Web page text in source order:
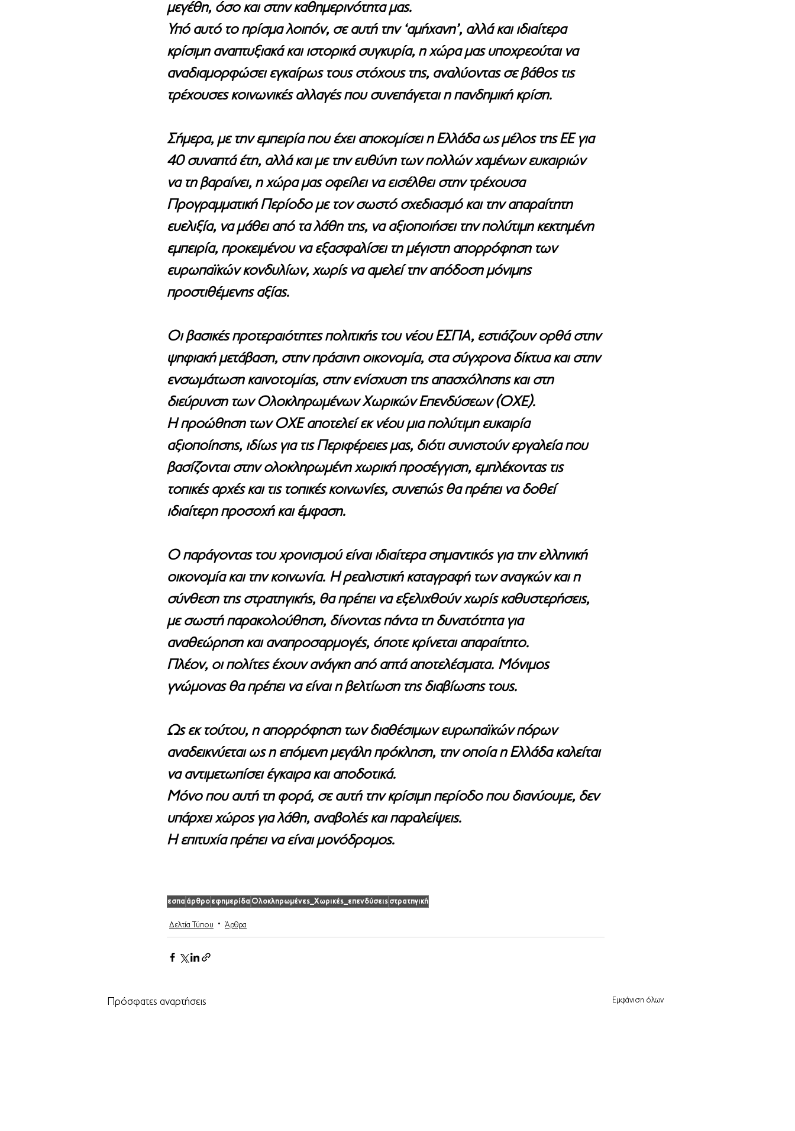
μεγέθη, όσο και στην καθημερινότητα μας.
Υπό αυτό το πρίσμα λοιπόν, σε αυτή την ‘αμήχανη’, αλλά και ιδιαίτερα
κρίσιμη αναπτυξιακά και ιστορικά συγκυρία, η χώρα μας υποχρεούται να
αναδιαμορφώσει εγκαίρως τους στόχους της, αναλύοντας σε βάθος τις
τρέχουσες κοινωνικές αλλαγές που συνεπάγεται η πανδημική κρίση.
Σήμερα, με την εμπειρία που έχει αποκομίσει η Ελλάδα ως μέλος της ΕΕ για
40 συναπτά έτη, αλλά και με την ευθύνη των πολλών χαμένων ευκαιριών
να τη βαραίνει, η χώρα μας οφείλει να εισέλθει στην τρέχουσα
Προγραμματική Περίοδο με τον σωστό σχεδιασμό και την απαραίτητη
ευελιξία, να μάθει από τα λάθη της, να αξιοποιήσει την πολύτιμη κεκτημένη
εμπειρία, προκειμένου να εξασφαλίσει τη μέγιστη απορρόφηση των
ευρωπαϊκών κονδυλίων, χωρίς να αμελεί την απόδοση μόνιμης
προστιθέμενης αξίας.
Οι βασικές προτεραιότητες πολιτικής του νέου ΕΣΠΑ, εστιάζουν ορθά στην
ψηφιακή μετάβαση, στην πράσινη οικονομία, στα σύγχρονα δίκτυα και στην
ενσωμάτωση καινοτομίας, στην ενίσχυση της απασχόλησης και στη
διεύρυνση των Ολοκληρωμένων Χωρικών Επενδύσεων (ΟΧΕ).
Η προώθηση των ΟΧΕ αποτελεί εκ νέου μια πολύτιμη ευκαιρία
αξιοποίησης, ιδίως για τις Περιφέρειες μας, διότι συνιστούν εργαλεία που
βασίζονται στην ολοκληρωμένη χωρική προσέγγιση, εμπλέκοντας τις
τοπικές αρχές και τις τοπικές κοινωνίες, συνεπώς θα πρέπει να δοθεί
ιδιαίτερη προσοχή και έμφαση.
Ο παράγοντας του χρονισμού είναι ιδιαίτερα σημαντικός για την ελληνική
οικονομία και την κοινωνία. Η ρεαλιστική καταγραφή των αναγκών και η
σύνθεση της στρατηγικής, θα πρέπει να εξελιχθούν χωρίς καθυστερήσεις,
με σωστή παρακολούθηση, δίνοντας πάντα τη δυνατότητα για
αναθεώρηση και αναπροσαρμογές, όποτε κρίνεται απαραίτητο.
Πλέον, οι πολίτες έχουν ανάγκη από απτά αποτελέσματα. Μόνιμος
γνώμονας θα πρέπει να είναι η βελτίωση της διαβίωσης τους.
Ως εκ τούτου, η απορρόφηση των διαθέσιμων ευρωπαϊκών πόρων
αναδεικνύεται ως η επόμενη μεγάλη πρόκληση, την οποία η Ελλάδα καλείται
να αντιμετωπίσει έγκαιρα και αποδοτικά.
Μόνο που αυτή τη φορά, σε αυτή την κρίσιμη περίοδο που διανύουμε, δεν
υπάρχει χώρος για λάθη, αναβολές και παραλείψεις.
Η επιτυχία πρέπει να είναι μονόδρομος.
εσπα άρθρο εφημερίδα Ολοκληρωμένες_Χωρικές_επενδύσεις στρατηγική
Δελτία Τύπου Άρθρα
Πρόσφατες αναρτήσεις Εμφάνιση όλων